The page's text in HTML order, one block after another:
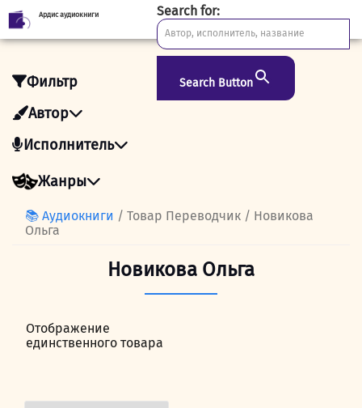
Skip
to
Ардис аудиокниги Search for:
Search Button
Фильтр
Автор
Исполнитель
Жанры
📚 Аудиокниги / Товар Переводчик / Новикова
Ольга
Новикова Ольга
Отображение
единственного товара